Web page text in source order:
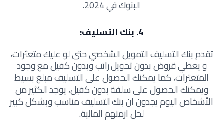
البنوك في 2024.
4. بنك التسليف:
تقدم بنك التسليف التمويل الشخصي حتى لو عليك متعثرات،
و يعطي قروض بدون تحويل راتب وبدون كفيل مع وجود
المتعثرات، كما يمكنك الحصول على التسليف مبلغ بسيط
ويمكنك الحصول على سلفة بدون كفيل، يوجد الكثير من
الأشخاص اليوم يجدون ان بنك التسليف مناسب وبشكل كبير
لحل ازمتهم المالية.